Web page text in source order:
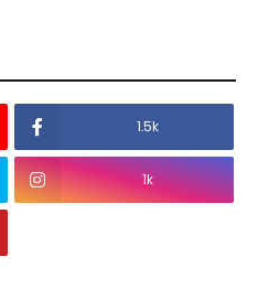
1.5k
1k